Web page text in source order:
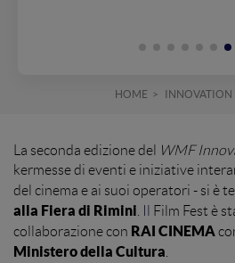
HOME INNOVATION
La seconda edizione del WMF
kermesse di eventi e iniziative
del cinema e ai suoi operatori - si è
alla Fiera di Rimini
Film Fest è
collaborazione con RAI CINEMA
Ministero della Cultura